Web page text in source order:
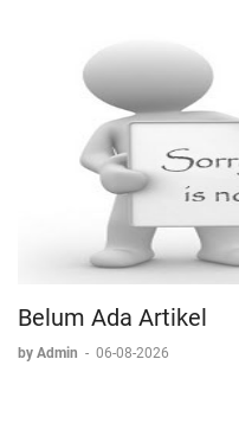
Belum Ada Artikel
by Admin - 06-08-2026